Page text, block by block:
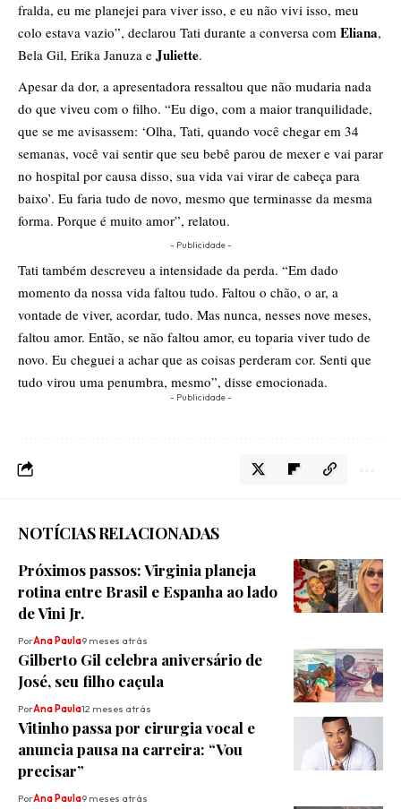
fralda, eu me planejei para viver isso, e eu não vivi isso, meu
colo estava vazio”, declarou Tati durante a conversa com Eliana,
Bela Gil, Erika Januza e Juliette.
Apesar da dor, a apresentadora ressaltou que não mudaria nada
do que viveu com o filho. “Eu digo, com a maior tranquilidade,
que se me avisassem: ‘Olha, Tati, quando você chegar em 34
semanas, você vai sentir que seu bebê parou de mexer e vai parar
no hospital por causa disso, sua vida vai virar de cabeça para
baixo’. Eu faria tudo de novo, mesmo que terminasse da mesma
forma. Porque é muito amor”, relatou.
- Publicidade -
Tati também descreveu a intensidade da perda. “Em dado
momento da nossa vida faltou tudo. Faltou o chão, o ar, a
vontade de viver, acordar, tudo. Mas nunca, nesses nove meses,
faltou amor. Então, se não faltou amor, eu toparia viver tudo de
novo. Eu cheguei a achar que as coisas perderam cor. Senti que
tudo virou uma penumbra, mesmo”, disse emocionada.
- Publicidade -
NOTÍCIAS RELACIONADAS
Próximos passos: Virginia planeja
rotina entre Brasil e Espanha ao lado
de Vini Jr.
PorAna Paula9 meses atrás
Gilberto Gil celebra aniversário de
José, seu filho caçula
PorAna Paula12 meses atrás
Vitinho passa por cirurgia vocal e
anuncia pausa na carreira: “Vou
precisar”
PorAna Paula9 meses atrás